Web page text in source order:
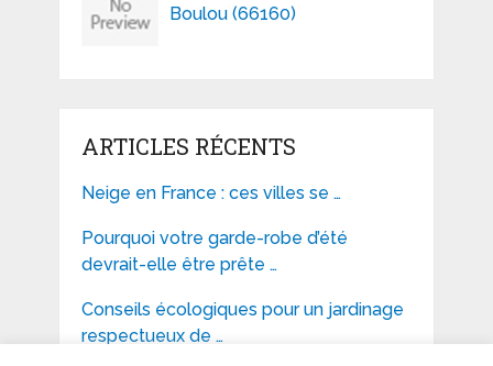
Boulou (66160)
ARTICLES RÉCENTS
Neige en France : ces villes se …
Pourquoi votre garde-robe d’été
devrait-elle être prête …
Conseils écologiques pour un jardinage
respectueux de …